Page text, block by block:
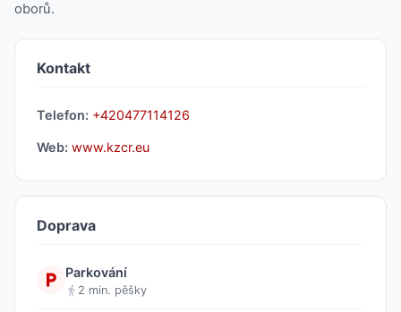
oborů.
Kontakt
Telefon: +420477114126
Web: www.kzcr.eu
Doprava
Parkování
2 min. pěšky